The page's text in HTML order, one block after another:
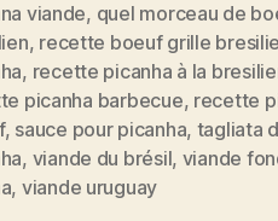
viande, quel morceau de
, recette boeuf grille
, recette picanha à la
picanha barbecue, recette
, sauce pour picanha, tagliata
, viande du brésil, viande
, viande uruguay